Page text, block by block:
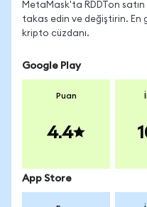
MetaMask'ta RDDTon satın
takas edin ve değiştirin. En
kripto cüzdanı.
Google Play
Puan
4.4
App Store